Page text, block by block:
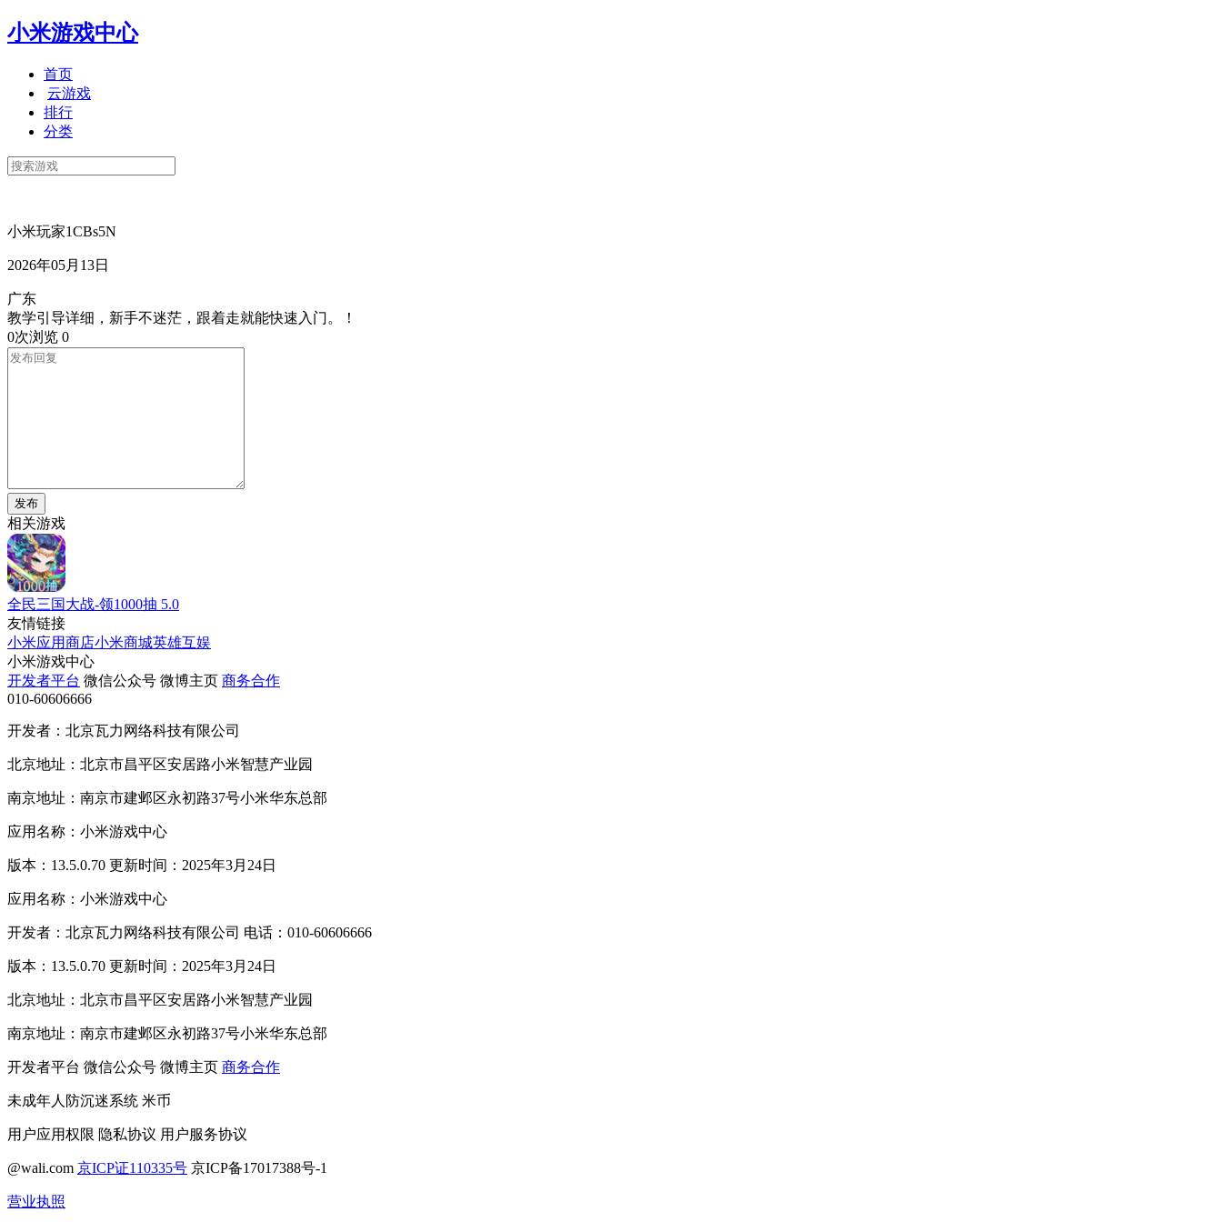
小米游戏中心
首页
云游戏
排行
分类
小米玩家1CBs5N
2026年05月13日
广东
教学引导详细，新手不迷茫，跟着走就能快速入门。！
0次浏览 0
发布
相关游戏
全民三国大战-领1000抽 5.0
友情链接
小米应用商店小米商城英雄互娱
小米游戏中心
开发者平台 微信公众号 微博主页 商务合作
010-60606666
开发者：北京瓦力网络科技有限公司
北京地址：北京市昌平区安居路小米智慧产业园
南京地址：南京市建邺区永初路37号小米华东总部
应用名称：小米游戏中心
版本：13.5.0.70 更新时间：2025年3月24日
应用名称：小米游戏中心
开发者：北京瓦力网络科技有限公司 电话：010-60606666
版本：13.5.0.70 更新时间：2025年3月24日
北京地址：北京市昌平区安居路小米智慧产业园
南京地址：南京市建邺区永初路37号小米华东总部
开发者平台 微信公众号 微博主页 商务合作
未成年人防沉迷系统 米币
用户应用权限 隐私协议 用户服务协议
@wali.com 京ICP证110335号 京ICP备17017388号-1
营业执照